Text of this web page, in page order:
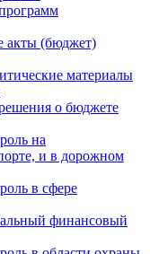
акты (бюджет)
материалы
о бюджете
на
и в дорожном
в сфере
финансовый